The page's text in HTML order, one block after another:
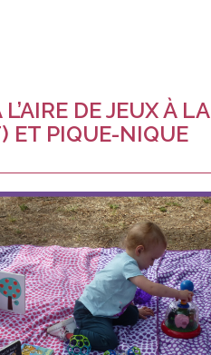
DE JEUX À LA
ET PIQUE-NIQUE